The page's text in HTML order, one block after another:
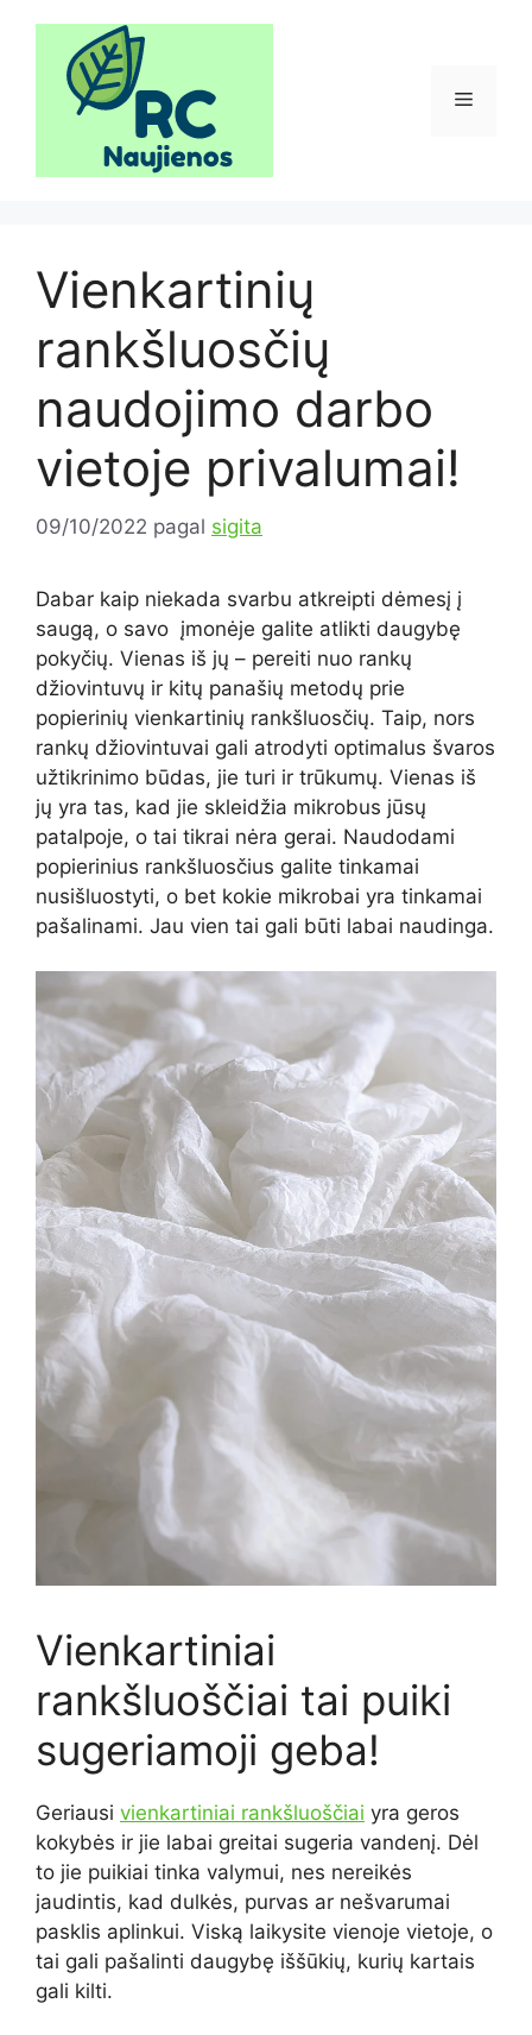
Meniu
Vienkartinių
rankšluosčių
naudojimo darbo
vietoje privalumai!
09/10/2022 pagal sigita
Dabar kaip niekada svarbu atkreipti dėmesį į
saugą, o savo įmonėje galite atlikti daugybę
pokyčių. Vienas iš jų – pereiti nuo rankų
džiovintuvų ir kitų panašių metodų prie
popierinių vienkartinių rankšluosčių. Taip, nors
rankų džiovintuvai gali atrodyti optimalus švaros
užtikrinimo būdas, jie turi ir trūkumų. Vienas iš
jų yra tas, kad jie skleidžia mikrobus jūsų
patalpoje, o tai tikrai nėra gerai. Naudodami
popierinius rankšluosčius galite tinkamai
nusišluostyti, o bet kokie mikrobai yra tinkamai
pašalinami. Jau vien tai gali būti labai naudinga.
Vienkartiniai
rankšluoščiai tai puiki
sugeriamoji geba!
Geriausi vienkartiniai rankšluoščiai yra geros
kokybės ir jie labai greitai sugeria vandenį. Dėl
to jie puikiai tinka valymui, nes nereikės
jaudintis, kad dulkės, purvas ar nešvarumai
pasklis aplinkui. Viską laikysite vienoje vietoje, o
tai gali pašalinti daugybę iššūkių, kurių kartais
gali kilti.